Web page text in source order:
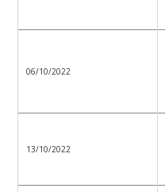
06/10/2022
13/10/2022